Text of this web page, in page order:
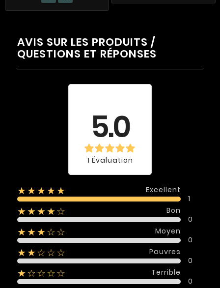
AVIS SUR LES PRODUITS /
QUESTIONS ET RÉPONSES
5.0
1 Évaluation
★★★★★
Excellent
1
★★★★☆
Bon
0
★★★☆☆
Moyen
0
★★☆☆☆
Pauvres
0
★☆☆☆☆
Terrible
0